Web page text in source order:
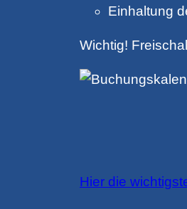
Einhaltung
Wichtig!
Hier die